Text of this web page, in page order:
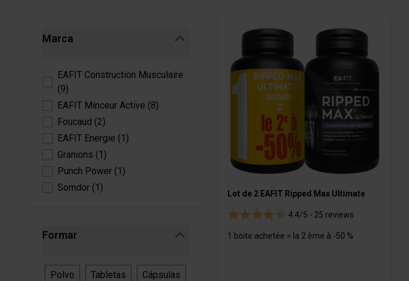
Coupe faim
PAQUETES
Paquetes de construcción muscular
Packs para ganar masa
Paquetes adelgazantes y secos
Packs adelgazantes
Packs para adelgazar
DESCANSO GOURMET
Panqueques
Sueño
Marca
EAFIT Construction Musculaire
(9)
EAFIT Minceur Active (8)
Foucaud (2)
EAFIT Energie (1)
Granions (1)
Punch Power (1)
Somdor (1)
Formar
Polvo Tabletas Cápsulas
Lot de 2 EAFIT Ripped Max Ultimate
4.4/5 - 25 reviews
1 boite achetée = la 2 ème à -50 %